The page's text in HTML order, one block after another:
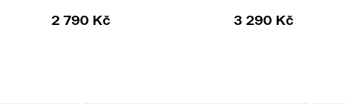
2 790 Kč 3 290 Kč